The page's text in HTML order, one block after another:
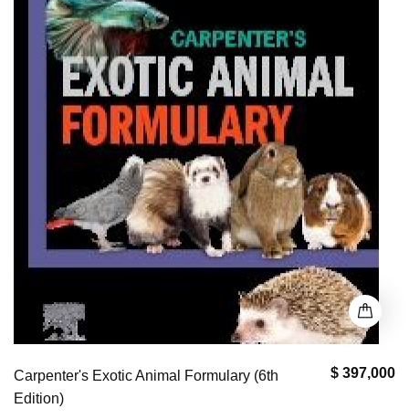
$ 397,000
Carpenter's Exotic Animal Formulary (6th
Edition)